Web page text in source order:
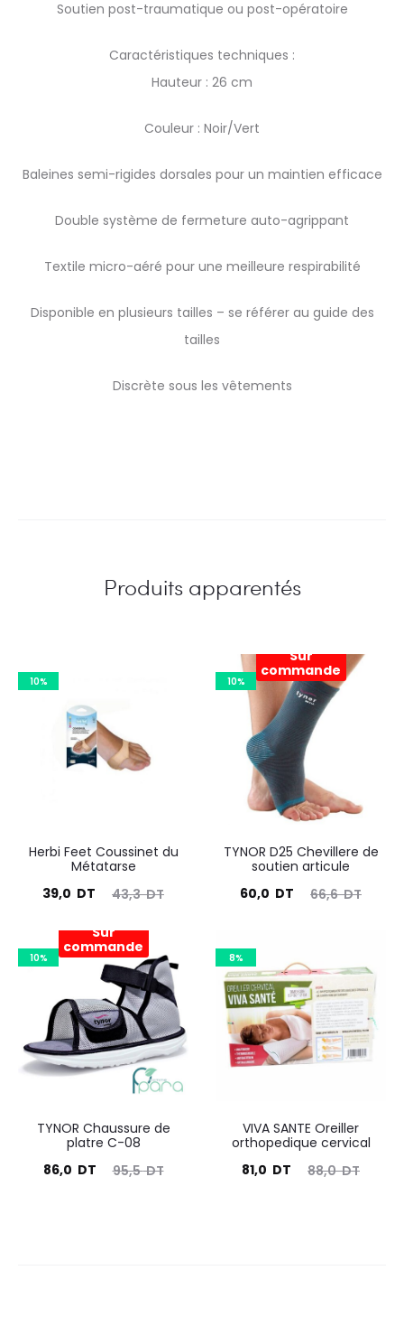
Soutien post-traumatique ou post-opératoire
Caractéristiques techniques :
Hauteur : 26 cm
Couleur : Noir/Vert
Baleines semi-rigides dorsales pour un maintien efficace
Double système de fermeture auto-agrippant
Textile micro-aéré pour une meilleure respirabilité
Disponible en plusieurs tailles – se référer au guide des
tailles
Discrète sous les vêtements
Produits apparentés
10%
Herbi Feet Coussinet du
Métatarse
43,3DT
Le
initial
43,3
DT.
39,0 DT
actuel
Sur
commande
10%
TYNOR D25 Chevillere de
soutien articule
66,6DT
Le
était :
66,6
DT.
60,0 DT
actuel
est :
60,0
DT.
Sur
commande
10%
TYNOR Chaussure de
platre C-08
95,5DT
Le
86,0 DT
8%
VIVA SANTE Oreiller
orthopedique cervical
88,0DT
Le
81,0 DT